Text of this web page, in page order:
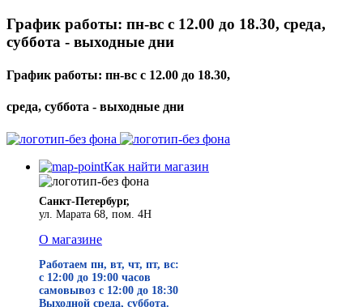
График работы: пн-вс с 12.00 до 18.30, среда,
суббота - выходные дни
График работы: пн-вс с 12.00 до 18.30,
среда, суббота - выходные дни
Как найти магазин
Санкт-Петербург,
ул. Марата 68, пом. 4Н
О магазине
Работаем пн, вт, чт, пт, вс:
с 12:00 до 19:00 часов
самовывоз с 12:00 до 18:30
Выходной среда, суббота.